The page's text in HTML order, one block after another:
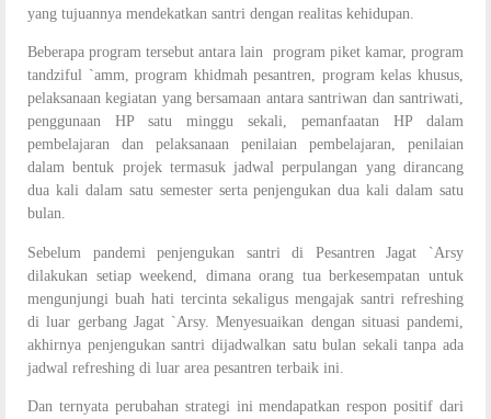
yang tujuannya mendekatkan santri dengan realitas kehidupan.
Beberapa program tersebut antara lain program piket kamar, program
tandziful `amm, program khidmah pesantren, program kelas khusus,
pelaksanaan kegiatan yang bersamaan antara santriwan dan santriwati,
penggunaan HP satu minggu sekali, pemanfaatan HP dalam
pembelajaran dan pelaksanaan penilaian pembelajaran, penilaian
dalam bentuk projek termasuk jadwal perpulangan yang dirancang
dua kali dalam satu semester serta penjengukan dua kali dalam satu
bulan.
Sebelum pandemi penjengukan santri di Pesantren Jagat `Arsy
dilakukan setiap weekend, dimana orang tua berkesempatan untuk
mengunjungi buah hati tercinta sekaligus mengajak santri refreshing
di luar gerbang Jagat `Arsy. Menyesuaikan dengan situasi pandemi,
akhirnya penjengukan santri dijadwalkan satu bulan sekali tanpa ada
jadwal refreshing di luar area pesantren terbaik ini.
Dan ternyata perubahan strategi ini mendapatkan respon positif dari